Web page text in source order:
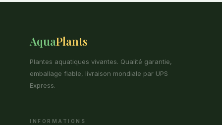
AquaPlants
Plantes aquatiques vivantes. Qualité garantie,
emballage fiable, livraison mondiale par UPS
Express.
INFORMATIONS